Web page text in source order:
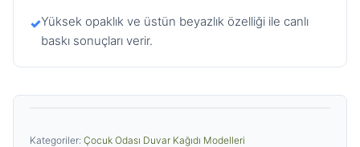
✓Yüksek opaklık ve üstün beyazlık özelliği ile canlı
baskı sonuçları verir.
Kategoriler: Çocuk Odası Duvar Kağıdı Modelleri